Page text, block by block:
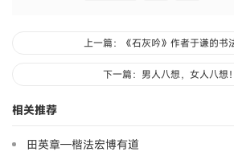
上一篇：《石灰吟》作者于谦的书
下一篇：男人八想，女人八想
相关推荐
田英章—楷法宏博有道